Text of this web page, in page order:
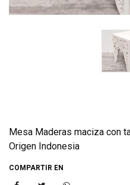
Mesa Maderas maciza con
Origen Indonesia
COMPARTIR EN